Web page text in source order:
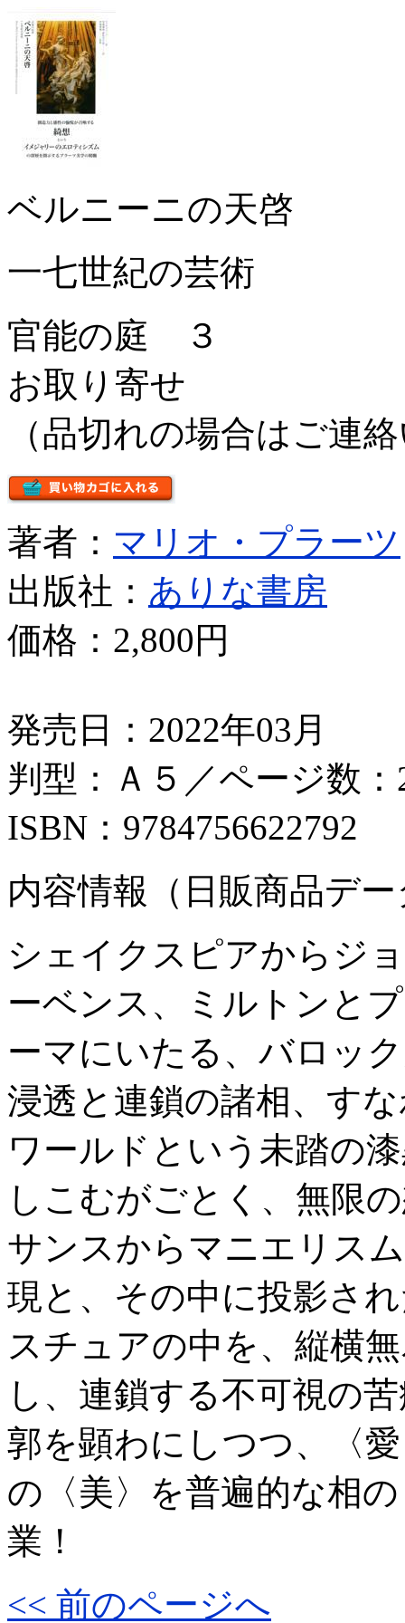
ベルニーニの天啓
一七世紀の芸術
官能の庭 ３
お取り寄せ
（品切れの場合はご連
著者： マリオ・プラーツ
出版社： ありな書房
価格： 2,800円
発売日：2022年03月
判型：Ａ５／ページ数：
ISBN：9784756622792
内容情報（日販商品デ
シェイクスピアからジ
ーベンス、ミルトンと
ーマにいたる、バロッ
浸透と連鎖の諸相、す
ワールドという未踏の
しこむがごとく、無限
サンスからマニエリス
現と、その中に投影さ
スチュアの中を、縦横
し、連鎖する不可視の
郭を顕わにしつつ、〈
の〈美〉を普遍的な相
業！
<< 前のページへ